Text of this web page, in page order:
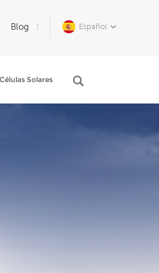
Español
Blog
Células Solares